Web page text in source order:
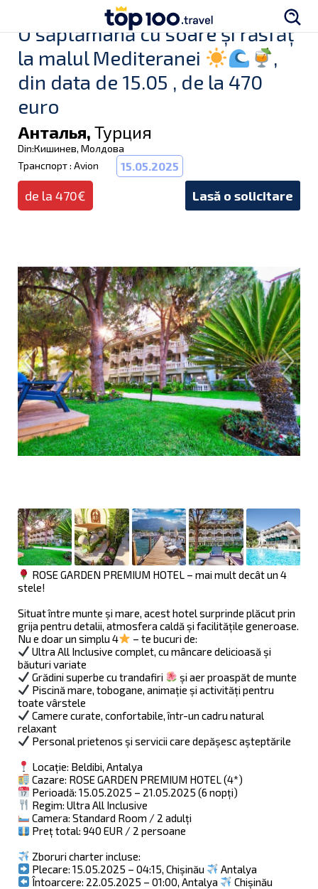
O săptămână cu soare și răsfăț
la malul Mediteranei
,
din data de 15.05 , de la 470
euro
Анталья, Турция
Din:Кишинев, Молдова
Транспорт : Avion
15.05.2025
de la 470€ Lasă o solicitare
ROSE GARDEN PREMIUM HOTEL – mai mult decât un 4
stele!
Situat între munte și mare, acest hotel surprinde plăcut prin
grija pentru detalii, atmosfera caldă și facilitățile generoase.
Nu e doar un simplu 4
– te bucuri de:
Ultra All Inclusive complet, cu mâncare delicioasă și
băuturi variate
Grădini superbe cu trandafiri
și aer proaspăt de munte
Piscină mare, tobogane, animație și activități pentru
toate vârstele
Camere curate, confortabile, într-un cadru natural
relaxant
Personal prietenos și servicii care depășesc așteptările
Locație: Beldibi, Antalya
Cazare: ROSE GARDEN PREMIUM HOTEL (4*)
Perioadă: 15.05.2025 – 21.05.2025 (6 nopți)
Regim: Ultra All Inclusive
Camera: Standard Room / 2 adulți
Preț total: 940 EUR / 2 persoane
Zboruri charter incluse:
Plecare: 15.05.2025 – 04:15, Chișinău
Antalya
Întoarcere: 22.05.2025 – 01:00, Antalya
Chișinău